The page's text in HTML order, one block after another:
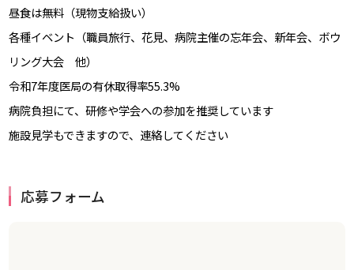
昼食は無料（現物支給扱い）
各種イベント（職員旅行、花見、病院主催の忘年会、新年会、ボウ
リング大会 他）
令和7年度医局の有休取得率55.3%
病院負担にて、研修や学会への参加を推奨しています
施設見学もできますので、連絡してください
応募フォーム